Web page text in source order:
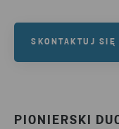
PIONIERSKI
SKONTAKTUJ SIĘ
odbiorze,